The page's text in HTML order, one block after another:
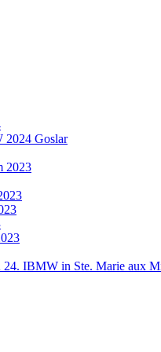
2024 Goslar
2023
24. IBMW in Ste. Marie aux